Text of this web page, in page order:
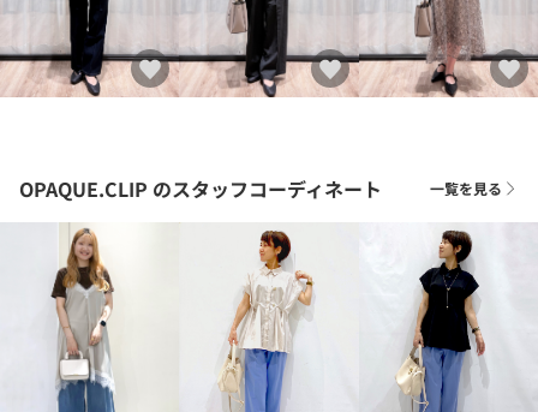
OPAQUE.CLIP のスタッフコーディネート 一覧を見る